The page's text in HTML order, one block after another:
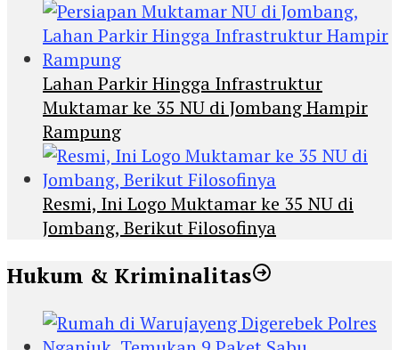
Lahan Parkir Hingga Infrastruktur
Muktamar ke 35 NU di Jombang Hampir
Rampung
Resmi, Ini Logo Muktamar ke 35 NU di
Jombang, Berikut Filosofinya
Hukum & Kriminalitas